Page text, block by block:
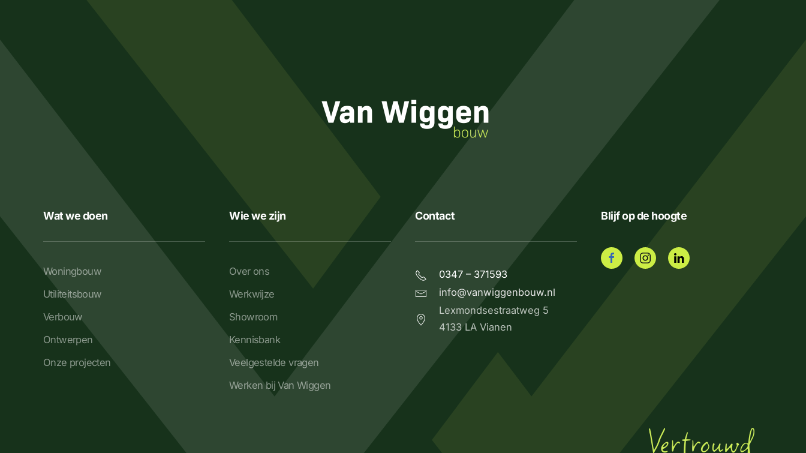
Wat we doen
Woningbouw
Utiliteitsbouw
Verbouw
Ontwerpen
Onze projecten
Wie we zijn
Over ons
Werkwijze
Showroom
Kennisbank
Veelgestelde vragen
Werken bij Van Wiggen
Contact
0347 – 371593
info@vanwiggenbouw.nl
Lexmondsestraatweg 5
4133 LA Vianen
Blijf op de hoogte